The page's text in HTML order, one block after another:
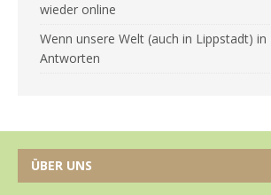
wieder online
Wenn unsere Welt (auch in Lippstadt)
Antworten
ÜBER UNS